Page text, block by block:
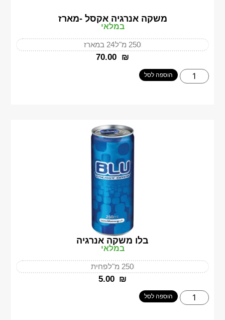
משקה אנרגיה אקסל -מארז
במלאי
250 מ"ל 24 במארז
‎70.00 ₪
הוספה לסל
בלו משקה אנרגיה
במלאי
250 מ"ל פחית
‎5.00 ₪
הוספה לסל